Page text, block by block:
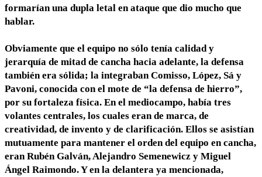
formarían una dupla letal en ataque que dio mucho que
hablar.
Obviamente que el equipo no sólo tenía calidad y
jerarquía de mitad de cancha hacia adelante, la defensa
también era sólida; la integraban Comisso, López, Sá y
Pavoni, conocida con el mote de “la defensa de hierro”,
por su fortaleza física. En el mediocampo, había tres
volantes centrales, los cuales eran de marca, de
creatividad, de invento y de clarificación. Ellos se asistían
mutuamente para mantener el orden del equipo en cancha,
eran Rubén Galván, Alejandro Semenewicz y Miguel
Ángel Raimondo. Y en la delantera ya mencionada,